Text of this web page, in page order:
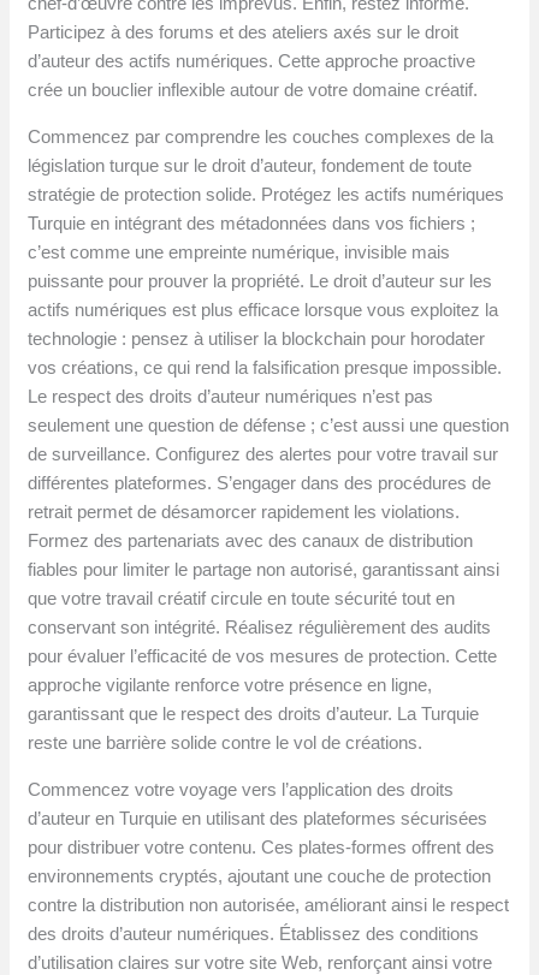
Participez à des forums et des ateliers axés sur le droit
d’auteur des actifs numériques. Cette approche proactive
crée un bouclier inflexible autour de votre domaine créatif.
Commencez par comprendre les couches complexes de la
législation turque sur le droit d’auteur, fondement de toute
stratégie de protection solide. Protégez les actifs numériques
Turquie en intégrant des métadonnées dans vos fichiers ;
c’est comme une empreinte numérique, invisible mais
puissante pour prouver la propriété. Le droit d’auteur sur les
actifs numériques est plus efficace lorsque vous exploitez la
technologie : pensez à utiliser la blockchain pour horodater
vos créations, ce qui rend la falsification presque impossible.
Le respect des droits d’auteur numériques n’est pas
seulement une question de défense ; c’est aussi une question
de surveillance. Configurez des alertes pour votre travail sur
différentes plateformes. S’engager dans des procédures de
retrait permet de désamorcer rapidement les violations.
Formez des partenariats avec des canaux de distribution
fiables pour limiter le partage non autorisé, garantissant ainsi
que votre travail créatif circule en toute sécurité tout en
conservant son intégrité. Réalisez régulièrement des audits
pour évaluer l’efficacité de vos mesures de protection. Cette
approche vigilante renforce votre présence en ligne,
garantissant que le respect des droits d’auteur. La Turquie
reste une barrière solide contre le vol de créations.
Commencez votre voyage vers l’application des droits
d’auteur en Turquie en utilisant des plateformes sécurisées
pour distribuer votre contenu. Ces plates-formes offrent des
environnements cryptés, ajoutant une couche de protection
contre la distribution non autorisée, améliorant ainsi le respect
des droits d’auteur numériques. Établissez des conditions
d’utilisation claires sur votre site Web, renforçant ainsi votre